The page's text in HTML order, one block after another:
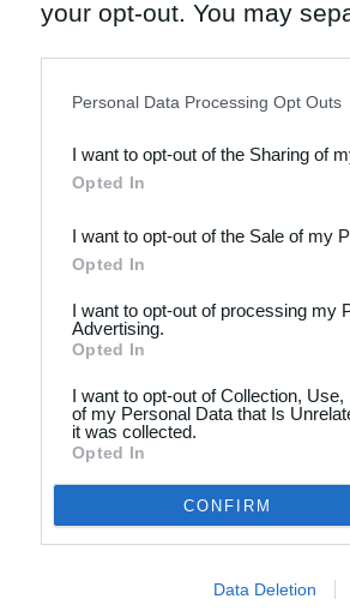
your opt-out. You may
Downstream Participants
third parties.
Personal Data Processing Opt Outs
I want to opt-out of the Sharing of
Opted In
I want to opt-out of the Sale of my
Opted In
I want to opt-out of processing my
Advertising.
Opted In
I want to opt-out of Collection,
of my Personal Data that Is
it was collected.
Opted In
CONFIRM
Data Deletion